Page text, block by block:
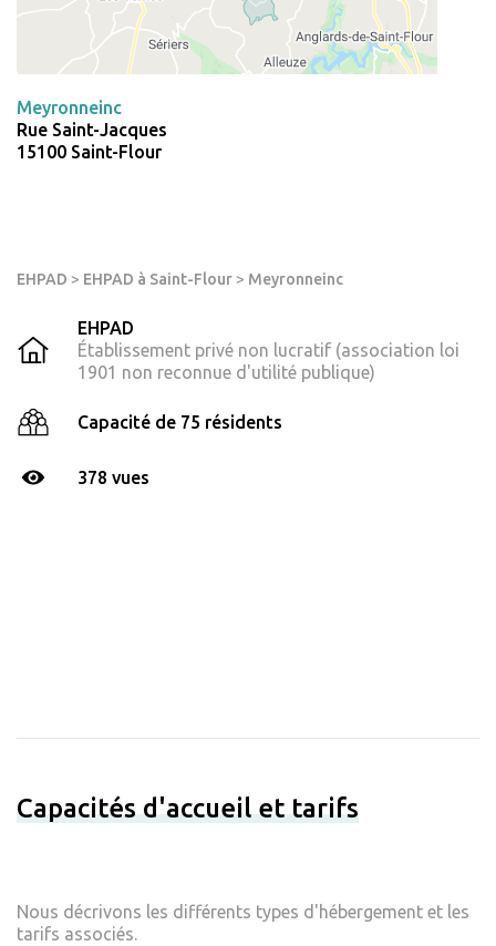
EHPAD > EHPAD à Saint-Flour > Meyronneinc
EHPAD
Établissement privé non lucratif (association loi
1901 non reconnue d'utilité publique)
Capacité de 75 résidents
378 vues
Meyronneinc
Rue Saint-Jacques
15100 Saint-Flour
Capacités d'accueil et tarifs
Nous décrivons les différents types d'hébergement et les
tarifs associés.